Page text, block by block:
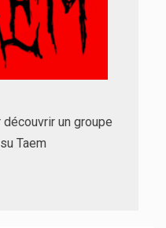
découvrir un groupe
Taem